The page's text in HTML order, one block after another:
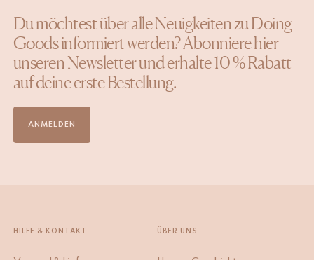
Du möchtest über alle Neuigkeiten zu Doing
Goods informiert werden? Abonniere hier
unseren Newsletter und erhalte 10 % Rabatt
auf deine erste Bestellung.
ANMELDEN
HILFE & KONTAKT ÜBER UNS